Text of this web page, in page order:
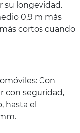
su longevidad.
0,9 m más
cortos cuando
Con
con seguridad,
hasta el